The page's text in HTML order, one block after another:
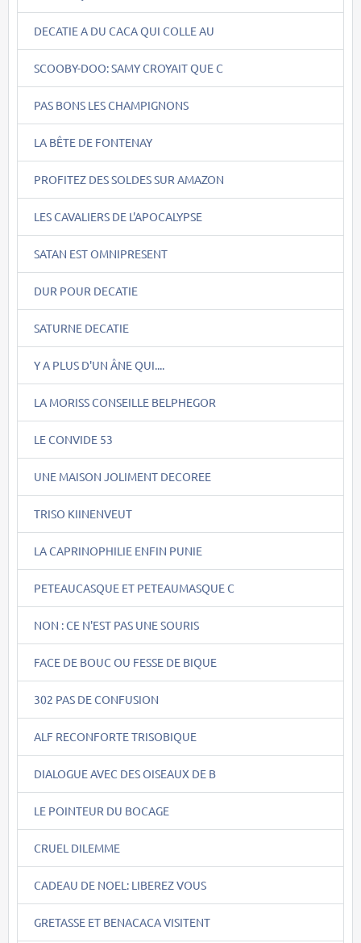
DECATIE A DU CACA QUI COLLE AU
SCOOBY-DOO: SAMY CROYAIT QUE C
PAS BONS LES CHAMPIGNONS
LA BÊTE DE FONTENAY
PROFITEZ DES SOLDES SUR AMAZON
LES CAVALIERS DE L'APOCALYPSE
SATAN EST OMNIPRESENT
DUR POUR DECATIE
SATURNE DECATIE
Y A PLUS D'UN ÂNE QUI....
LA MORISS CONSEILLE BELPHEGOR
LE CONVIDE 53
UNE MAISON JOLIMENT DECOREE
TRISO KIINENVEUT
LA CAPRINOPHILIE ENFIN PUNIE
PETEAUCASQUE ET PETEAUMASQUE C
NON : CE N'EST PAS UNE SOURIS
FACE DE BOUC OU FESSE DE BIQUE
302 PAS DE CONFUSION
ALF RECONFORTE TRISOBIQUE
DIALOGUE AVEC DES OISEAUX DE B
LE POINTEUR DU BOCAGE
CRUEL DILEMME
CADEAU DE NOEL: LIBEREZ VOUS
GRETASSE ET BENACACA VISITENT